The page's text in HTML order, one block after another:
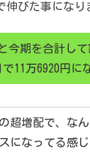
伸びた事になり
今期を合計して
で11万6920円に
超増配で、な
になってる感